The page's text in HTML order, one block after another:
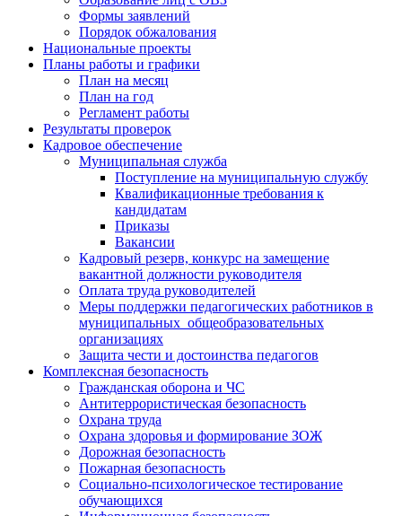
Формы заявлений
Порядок обжалования
Национальные проекты
Планы работы и графики
План на месяц
План на год
Регламент работы
Результаты проверок
Кадровое обеспечение
Муниципальная служба
Поступление на муниципальную службу
Квалификационные требования к
кандидатам
Приказы
Вакансии
Кадровый резерв, конкурс на замещение
вакантной должности руководителя
Оплата труда руководителей
Меры поддержки педагогических работников в
муниципальных общеобразовательных
организациях
Защита чести и достоинства педагогов
Комплексная безопасность
Гражданская оборона и ЧС
Антитеррористическая безопасность
Охрана труда
Охрана здоровья и формирование ЗОЖ
Дорожная безопасность
Пожарная безопасность
Социально-психологическое тестирование
обучающихся